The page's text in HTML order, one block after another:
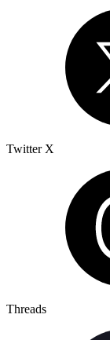
Twitter X
Threads